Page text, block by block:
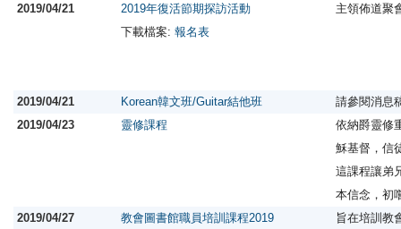
2019/04/21
2019年復活節期探訪活動
下載檔案: 報名表
主領佈道聚
2019/04/21 Korean韓文班/Guitar結他班
請參閱消息
2019/04/23
靈修課程
依納爵靈修
穌基督，信
這課程讓弟
本信念，初
2019/04/27
教會圖書館職員培訓課程2019
旨在培訓教